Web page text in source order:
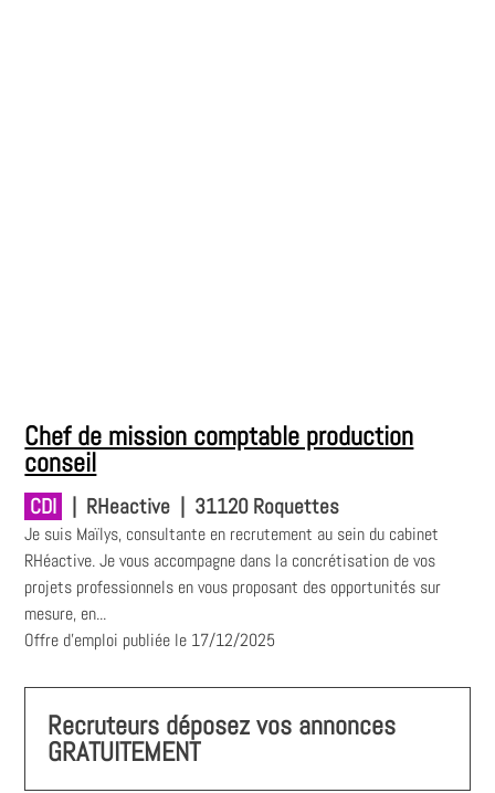
Chef de mission comptable production
conseil
CDI | RHeactive | 31120 Roquettes
Je suis Maïlys, consultante en recrutement au sein du cabinet
RHéactive. Je vous accompagne dans la concrétisation de vos
projets professionnels en vous proposant des opportunités sur
mesure, en...
Offre d'emploi publiée le 17/12/2025
Recruteurs déposez vos annonces
GRATUITEMENT